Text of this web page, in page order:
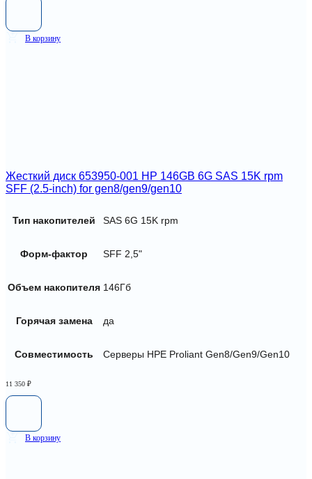
В корзину
Жесткий диск 653950-001 HP 146GB 6G SAS 15K rpm
SFF (2.5-inch) for gen8/gen9/gen10
Тип накопителей SAS 6G 15K rpm
Форм-фактор SFF 2,5"
Объем накопителя 146Гб
Горячая замена да
Совместимость Серверы HPE Proliant Gen8/Gen9/Gen10
11 350 ₽
В корзину